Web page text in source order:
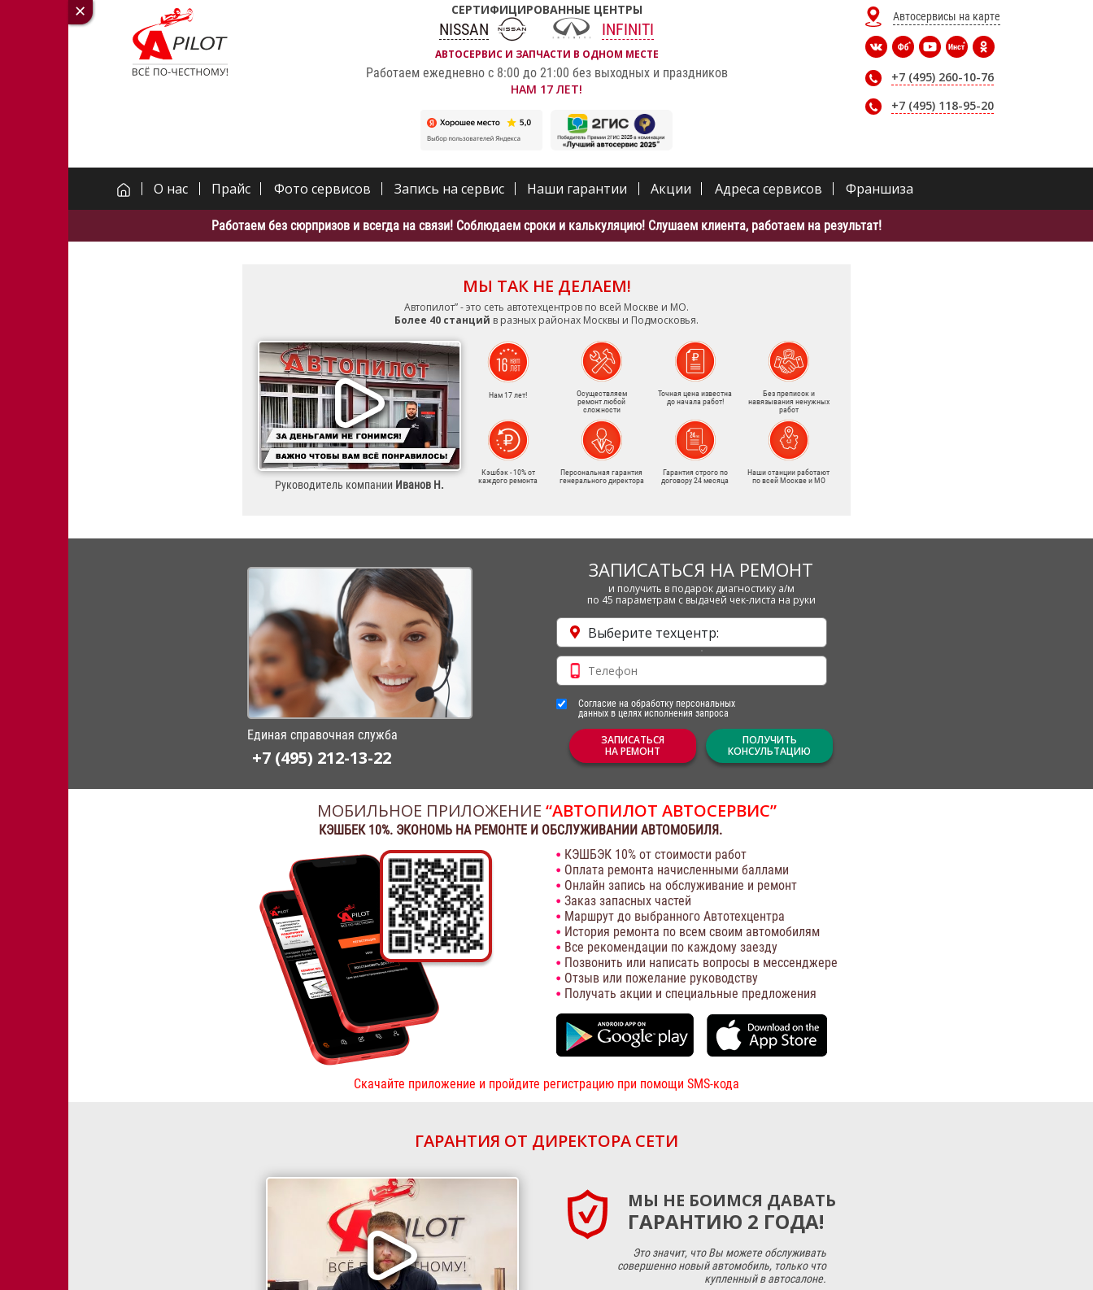
СЕРТИФИЦИРОВАННЫЕ ЦЕНТРЫ
NISSAN INFINITI
АВТОСЕРВИС И ЗАПЧАСТИ В ОДНОМ МЕСТЕ
Работаем ежедневно с 8:00 до 21:00 без выходных и праздников
НАМ 17 ЛЕТ!
Автосервисы на карте
+7 (495) 260-10-76
+7 (495) 118-95-20
О нас Прайс Фото сервисов Запись на сервис Наши гарантии Акции Адреса сервисов Франшиза
Работаем без сюрпризов и всегда на связи! Соблюдаем сроки и калькуляцию! Слушаем клиента, работаем на результат!
МЫ ТАК НЕ ДЕЛАЕМ!
Автопилот” - это сеть автотехцентров по всей Москве и МО.
Более 40 станций в разных районах Москвы и Подмосковья.
Руководитель компании Иванов Н.
Нам 17 лет!
Осуществляем
ремонт любой
сложности
Точная цена известна
до начала работ!
Без преписок и
навязывания ненужных
работ
Кэшбэк - 10% от
каждого ремонта
Персональная гарантия
генерального директора
Гарантия строго по
договору 24 месяца
Наши станции работают
по всей Москве и МО
Единая справочная служба
+7 (495) 212-13-22
ЗАПИСАТЬСЯ НА РЕМОНТ
и получить в подарок диагностику а/м
по 45 параметрам с выдачей чек-листа на руки
Выберите техцентр:
Согласие на обработку персональных
данных в целях исполнения запроса
ЗАПИСАТЬСЯ
НА РЕМОНТ
ПОЛУЧИТЬ
КОНСУЛЬТАЦИЮ
МОБИЛЬНОЕ ПРИЛОЖЕНИЕ “АВТОПИЛОТ АВТОСЕРВИС”
КЭШБЕК 10%. ЭКОНОМЬ НА РЕМОНТЕ И ОБСЛУЖИВАНИИ АВТОМОБИЛЯ.
КЭШБЭК 10% от стоимости работ
Оплата ремонта начисленными баллами
Онлайн запись на обслуживание и ремонт
Заказ запасных частей
Маршрут до выбранного Автотехцентра
История ремонта по всем своим автомобилям
Все рекомендации по каждому заезду
Позвонить или написать вопросы в мессенджере
Отзыв или пожелание руководству
Получать акции и специальные предложения
Скачайте приложение и пройдите регистрацию при помощи SMS-кода
ГАРАНТИЯ ОТ ДИРЕКТОРА СЕТИ
МЫ НЕ БОИМСЯ ДАВАТЬ
ГАРАНТИЮ 2 ГОДА!
Это значит, что Вы можете обслуживать
совершенно новый автомобиль, только что
купленный в автосалоне.